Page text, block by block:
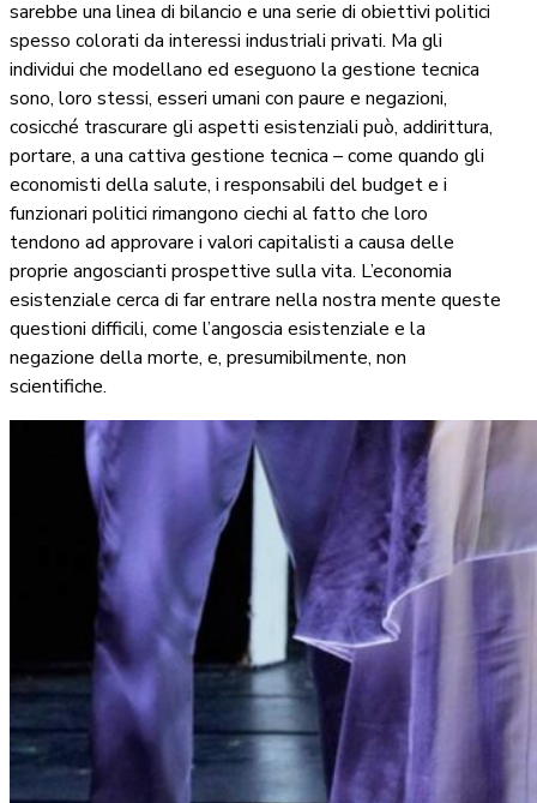
sarebbe una linea di bilancio e una serie di obiettivi politici
spesso colorati da interessi industriali privati. Ma gli
individui che modellano ed eseguono la gestione tecnica
sono, loro stessi, esseri umani con paure e negazioni,
cosicché trascurare gli aspetti esistenziali può, addirittura,
portare, a una cattiva gestione tecnica –come quando gli
economisti della salute, i responsabili del budget e i
funzionari politici rimangono ciechi al fatto che loro
tendono ad approvare i valori capitalisti a causa delle
proprie angoscianti prospettive sulla vita. L’economia
esistenziale cerca di far entrare nella nostra mente queste
questioni difficili, come l’angoscia esistenziale e la
negazione della morte, e, presumibilmente, non
scientifiche.